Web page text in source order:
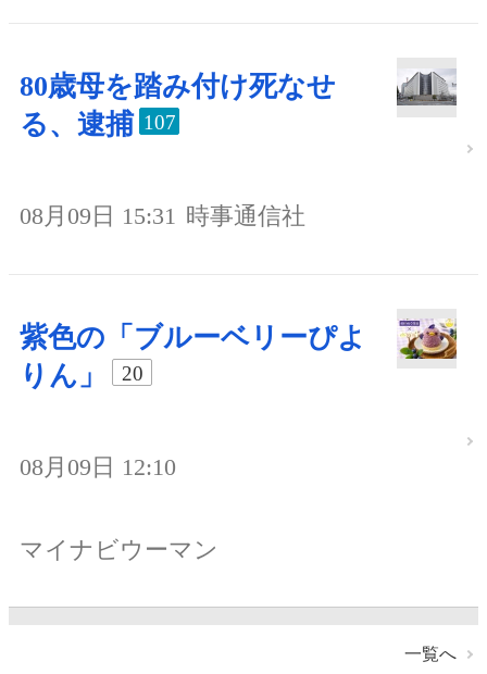
80歳母を踏み付け死なせ
る、逮捕 107
08月09日 15:31 時事通信社
紫色の「ブルーベリーぴよ
りん」
20
08月09日 12:10
マイナビウーマン
一覧へ